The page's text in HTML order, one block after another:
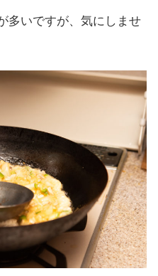
多いですが、気にしませ